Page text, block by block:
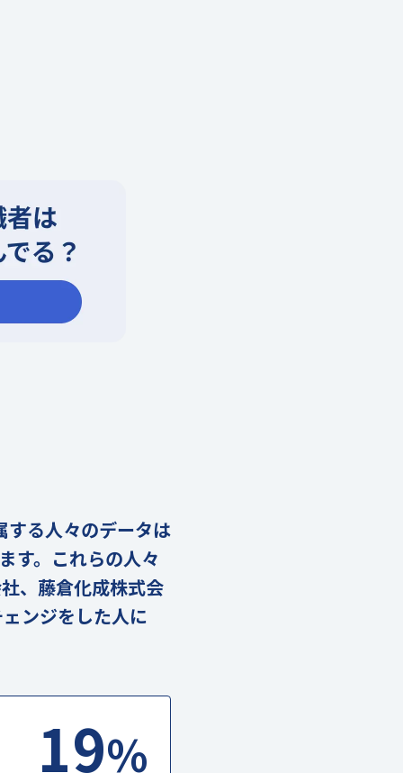
る人々のデータは
す。これらの人々
、藤倉化成株式会
ンジをした人に
19%